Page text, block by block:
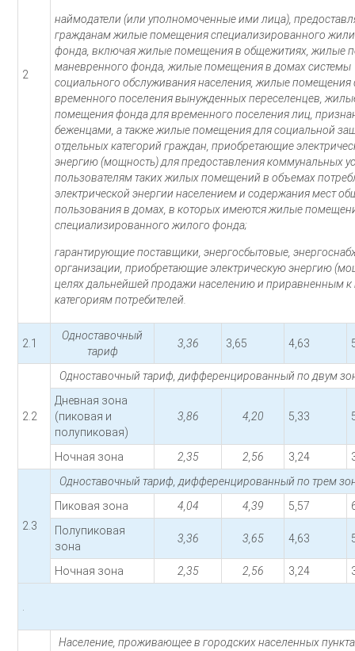
2
наймодатели (или уполномоченные ими лица),
гражданам жилые помещения специализированного
фонда, включая жилые помещения в общежитиях, жилые
маневренного фонда, жилые помещения в домах системы
социального обслуживания населения, жилые помещения
временного поселения вынужденных переселенцев,
помещения фонда для временного поселения лиц,
беженцами, а также жилые помещения для социальной
отдельных категорий граждан, приобретающие
энергию (мощность) для предоставления коммунальных
пользователям таких жилых помещений в объемах
электрической энергии населением и содержания мест
пользования в домах, в которых имеются жилые
специализированного жилого фонда;
гарантирующие поставщики, энергосбытовые,
организации, приобретающие электрическую энергию
целях дальнейшей продажи населению и приравненным к
категориям потребителей.
2.1
Одноставочный
тариф
3,36 3,65 4,63
2.2
Одноставочный тариф, дифференцированный по двум
Дневная зона
(пиковая и
полупиковая)
3,86 4,20 5,33
Ночная зона 2,35 2,56 3,24
2.3
Одноставочный тариф, дифференцированный по трем
Пиковая зона
4,04 4,39 5,57
Полупиковая
зона
3,36 3,65 4,63
Ночная зона 2,35 2,56 3,24
.
Население, проживающее в городских населенных